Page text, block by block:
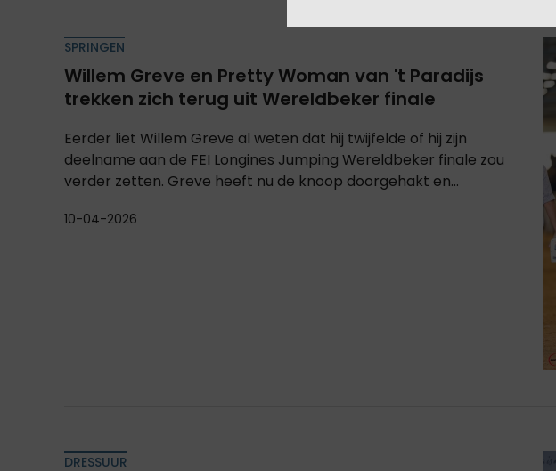
SPRINGEN
Willem Greve en Pretty Woman van 't Paradijs
trekken zich terug uit Wereldbeker finale
Eerder liet Willem Greve al weten dat hij twijfelde of hij zijn
deelname aan de FEI Longines Jumping Wereldbeker finale zou
verder zetten. Greve heeft nu de knoop doorgehakt en...
10-04-2026
DRESSUUR